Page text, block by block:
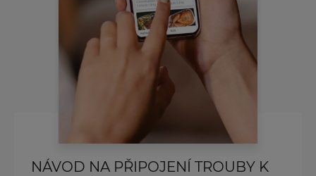
NÁVOD NA PŘIPOJENÍ TROUBY K